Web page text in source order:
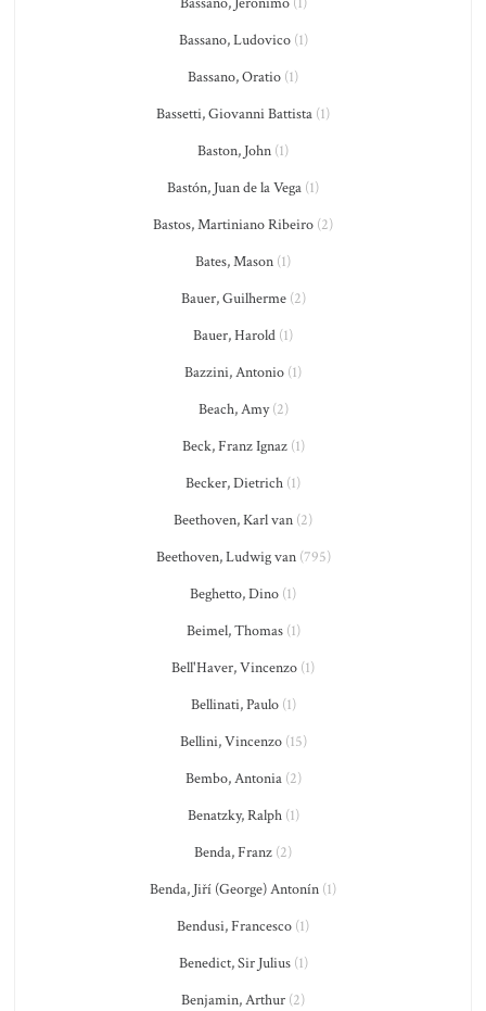
Bassano, Ludovico(1)
Bassano, Oratio (1)
Bassetti, Giovanni Battista (1)
Baston, John (1)
Bastón, Juan de la Vega (1)
Bastos, Martiniano Ribeiro (2)
Bates, Mason (1)
Bauer, Guilherme(2)
Bauer, Harold (1)
Bazzini, Antonio (1)
Beach, Amy(2)
Beck, Franz Ignaz(1)
Becker, Dietrich (1)
Beethoven, Karl van (2)
Beethoven, Ludwig van(795)
Beghetto, Dino (1)
Beimel, Thomas(1)
Bell'Haver, Vincenzo (1)
Bellinati, Paulo(1)
Bellini, Vincenzo(15)
Bembo, Antonia(2)
Benatzky, Ralph(1)
Benda, Franz (2)
Benda, Jiří (George) Antonín (1)
Bendusi, Francesco (1)
Benedict, Sir Julius(1)
Benjamin, Arthur (2)